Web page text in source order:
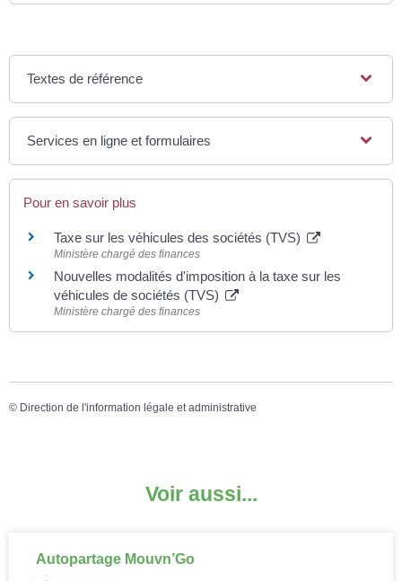
Textes de référence
Services en ligne et formulaires
Pour en savoir plus
Taxe sur les véhicules des sociétés (TVS)
Ministère chargé des finances
Nouvelles modalités d'imposition à la taxe sur les
véhicules de sociétés (TVS)
Ministère chargé des finances
© Direction de l'information légale et administrative
Voir aussi...
Autopartage Mouvn’Go